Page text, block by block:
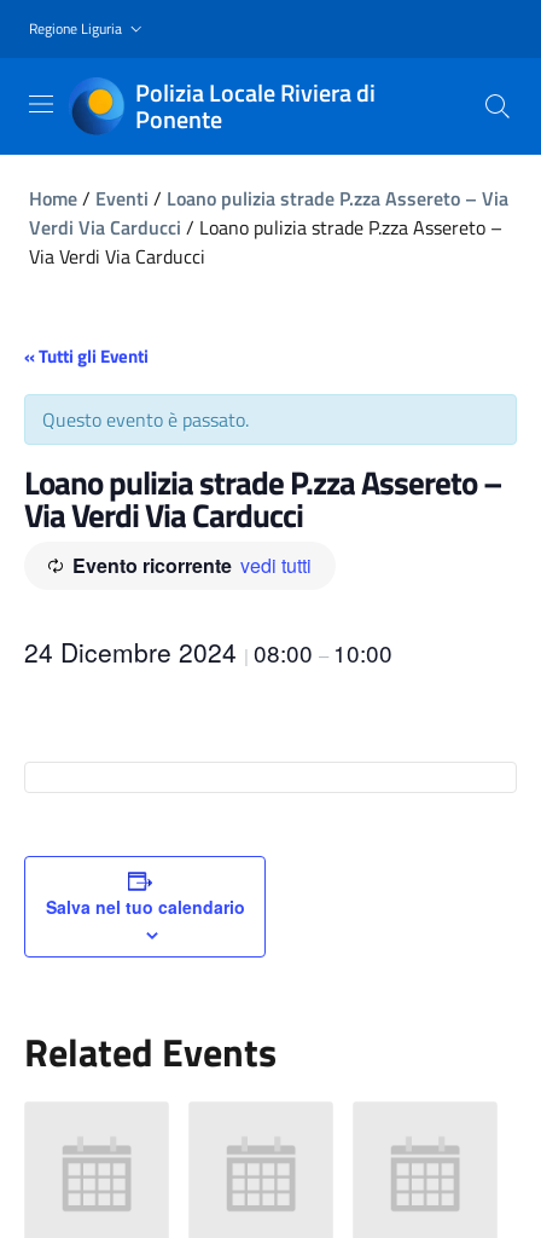
Regione Liguria
Polizia Locale Riviera di
Ponente
Home/ Eventi / Loano pulizia strade P.zza Assereto – Via
Verdi Via Carducci / Loano pulizia strade P.zza Assereto –
Via Verdi Via Carducci
« Tutti gli Eventi
Questo evento è passato.
Loano pulizia strade P.zza Assereto –
Via Verdi Via Carducci
Evento ricorrente vedi tutti
24 Dicembre 2024 | 08:00 – 10:00
Salva nel tuo calendario
Related Events